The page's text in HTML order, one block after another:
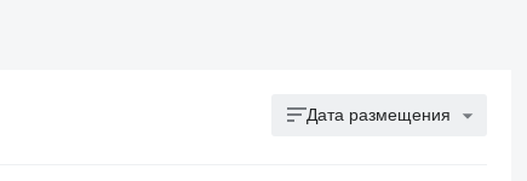
Дата размещения